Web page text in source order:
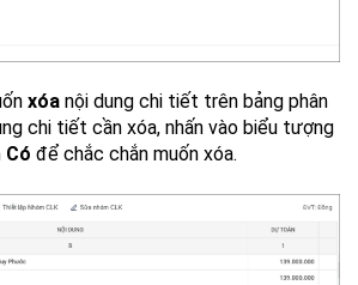
xóa nội dung chi tiết trên bảng phân
chi tiết cần xóa, nhấn vào biểu tượng
Có để chắc chắn muốn xóa.